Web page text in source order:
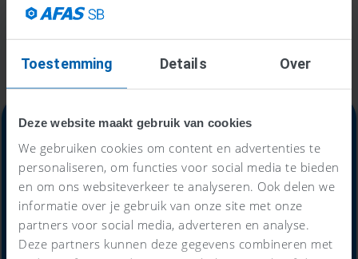
Toestemming Details Over
Deze website maakt gebruik van cookies
We gebruiken cookies om content en advertenties te
personaliseren, om functies voor social media te bieden
en om ons websiteverkeer te analyseren. Ook delen we
informatie over je gebruik van onze site met onze
partners voor social media, adverteren en analyse.
Deze partners kunnen deze gegevens combineren met
Alles-in-één-prijs
€